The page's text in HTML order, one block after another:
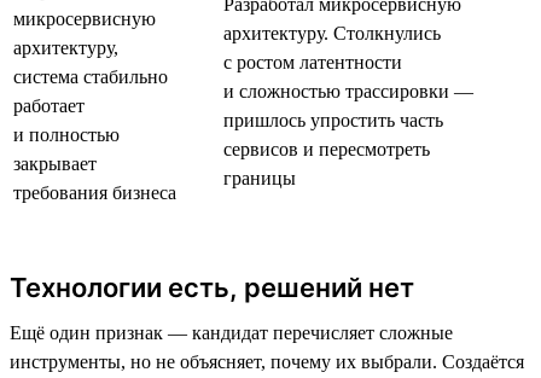
микросервисную
архитектуру,
система стабильно
работает
и полностью
закрывает
требования бизнеса
архитектуру. Столкнулись
с ростом латентности
и сложностью трассировки —
пришлось упростить часть
сервисов и пересмотреть
границы
Технологии есть, решений нет
Ещё один признак — кандидат перечисляет сложные
инструменты, но не объясняет, почему их выбрали. Создаётся